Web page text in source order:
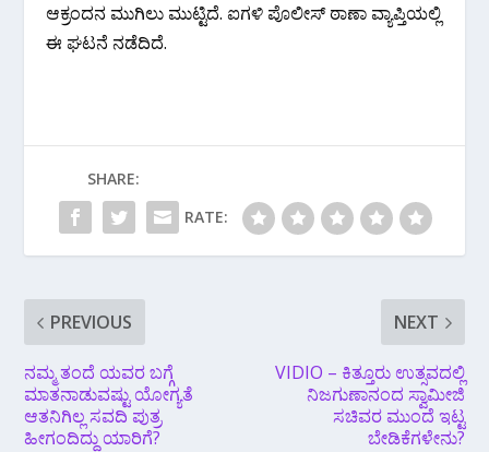
ಆಕ್ರಂದನ ಮುಗಿಲು ಮುಟ್ಟಿದೆ. ಐಗಳಿ ಪೊಲೀಸ್ ಠಾಣಾ ವ್ಯಾಪ್ತಿಯಲ್ಲಿ
ಈ ಘಟನೆ ನಡೆದಿದೆ.
SHARE:
RATE:
PREVIOUS
ನಮ್ಮ ತಂದೆ ಯವರ ಬಗ್ಗೆ
ಮಾತನಾಡುವಷ್ಟು ಯೋಗ್ಯತೆ
ಆತನಿಗಿಲ್ಲ ಸವದಿ ಪುತ್ರ
ಹೀಗಂದಿದ್ದು ಯಾರಿಗೆ?
NEXT
VIDIO – ಕಿತ್ತೂರು ಉತ್ಸವದಲ್ಲಿ
ನಿಜಗುಣಾನಂದ ಸ್ವಾಮೀಜಿ
ಸಚಿವರ ಮುಂದೆ ಇಟ್ಟ
ಬೇಡಿಕೆಗಳೇನು?